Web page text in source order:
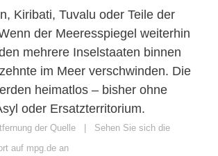
Kiribati, Tuvalu oder Teile der
der Meeresspiegel weiterhin
mehrere Inselstaaten binnen
im Meer verschwinden. Die
heimatlos – bisher ohne
oder Ersatzterritorium.
der Quelle | Sehen Sie sich die
auf mpg.de an